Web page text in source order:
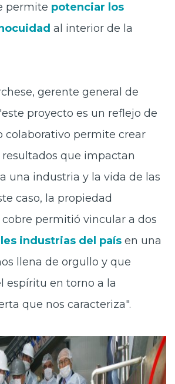
permite potenciar los
al interior de la
gerente general de
proyecto es un reflejo de
colaborativo permite crear
que impactan
una industria y la vida de las
caso, la propiedad
permitió vincular a dos
industrias del país en una
llena de orgullo y que
espíritu en torno a la
que nos caracteriza".